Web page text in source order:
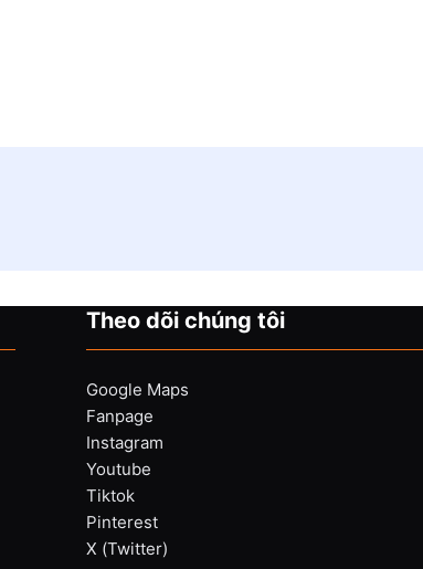
Theo dõi chúng tôi
Google Maps
Fanpage
Instagram
Youtube
Tiktok
Pinterest
X (Twitter)